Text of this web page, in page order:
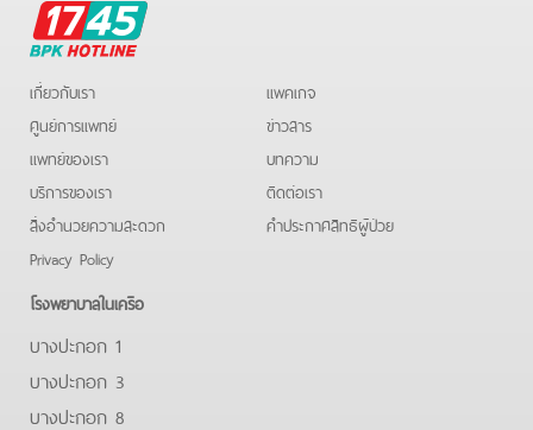
BPK
Hotline
เกี่ยวกับเรา
ศูนย์การแพทย์
แพทย์ของเรา
บริการของเรา
สิ่งอำนวยความสะดวก
Privacy Policy
แพคเกจ
ข่าวสาร
บทความ
ติดต่อเรา
คําประกาศสิทธิผู้ป่วย
โรงพยาบาลในเครือ
บางปะกอก 1
บางปะกอก 3
บางปะกอก 8